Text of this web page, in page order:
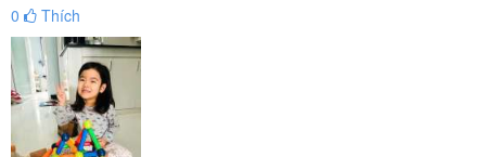
Ba Mẹ có thể chơi cùng bé, hướng dẫn bé xếp từ hình cơ bản tới
nâng cao, tăng dần độ khó, phát triển khả năng tư duy cho trẻ
0
Thích